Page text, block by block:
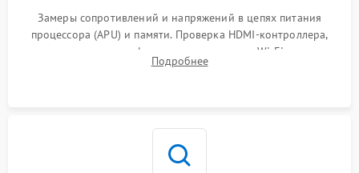
Замеры сопротивлений и напряжений в цепях питания
процессора (APU) и памяти. Проверка HDMI-контроллера,
микросхем флеш-памяти и модуля Wi-Fi
Подробнее